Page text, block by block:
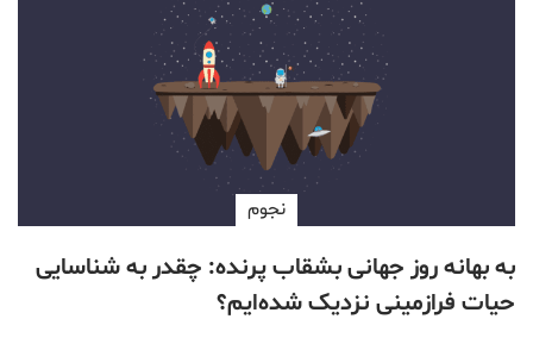
نجوم
به بهانه روز جهانی بشقاب پرنده: چقدر به شناسایی
حیات فرازمینی نزدیک شده‌ایم؟